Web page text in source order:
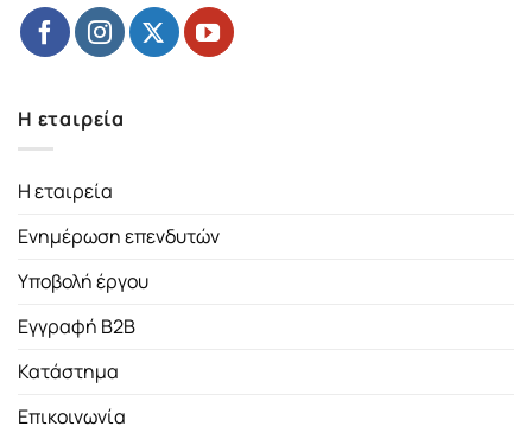
Η εταιρεία
Η εταιρεία
Ενημέρωση επενδυτών
Υποβολή έργου
Εγγραφή B2B
Κατάστημα
Επικοινωνία